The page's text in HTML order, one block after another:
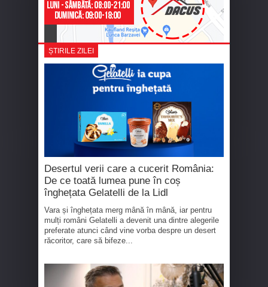
ȘTIRILE ZILEI
Desertul verii care a cucerit România:
De ce toată lumea pune în coș
înghețata Gelatelli de la Lidl
Vara și înghețata merg mână în mână, iar pentru
mulți români Gelatelli a devenit una dintre alegerile
preferate atunci când vine vorba despre un desert
răcoritor, care să bifeze...